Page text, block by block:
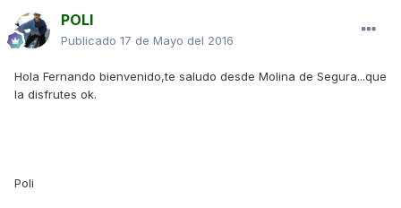
POLI
Publicado 17 de Mayo del 2016
Hola Fernando bienvenido,te saludo desde Molina de Segura...que
la disfrutes ok.
Poli